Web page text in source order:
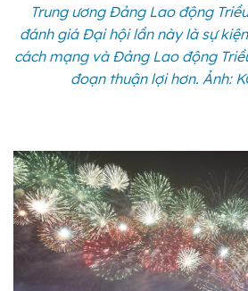
Trung ương Đảng Lao động
đánh giá Đại hội lần này là sự
cách mạng và Đảng Lao động
đoạn thuận lợi hơn. Ảnh: